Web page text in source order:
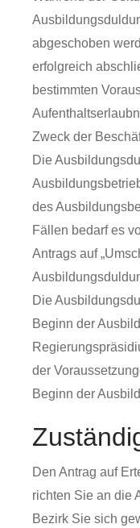
abgeschoben
erfolgreich
bestimmten
Zweck der
Die
des
Fällen bedarf es
Antrags auf
Die
Beginn der
der
Beginn der
Den Antrag auf
richten Sie an die
Bezirk Sie sich